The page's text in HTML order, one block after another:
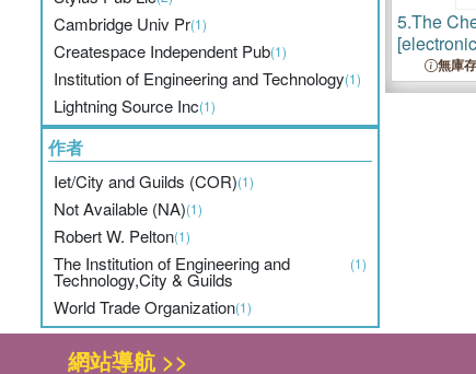
Cambridge Univ Pr(1)
Createspace Independent Pub(1)
Institution of Engineering and Technology(1)
Lightning Source Inc(1)
作者
Iet/City and Guilds (COR)(1)
Not Available (NA)(1)
Robert W. Pelton(1)
The Institution of Engineering and
Technology,City & Guilds
(1)
World Trade Organization(1)
5.The
no. 12 =
1925)
無庫存
網站導航 >>